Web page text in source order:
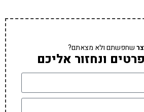
שחפשתם ולא מצאתם?
ונחזור אליכם